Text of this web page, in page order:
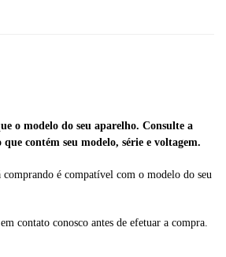
o modelo do seu aparelho. Consulte a
contém seu modelo, série e voltagem.
comprando é compatível com o modelo do seu
contato conosco antes de efetuar a compra.